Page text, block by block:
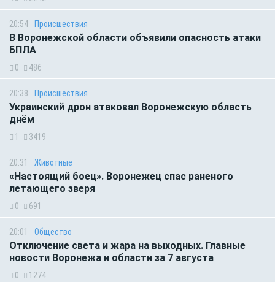
20:54 Происшествия
В Воронежской области объявили опасность атаки
БПЛА
0 486
20:38 Происшествия
Украинский дрон атаковал Воронежскую область
днём
1 3419
20:31 Животные
«Настоящий боец». Воронежец спас раненого
летающего зверя
0 691
20:01 Общество
Отключение света и жара на выходных. Главные
новости Воронежа и области за 7 августа
0 1274